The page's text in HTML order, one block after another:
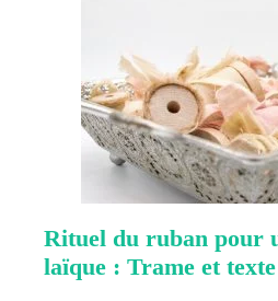
Rituel du ruban pour
laïque : Trame et texte